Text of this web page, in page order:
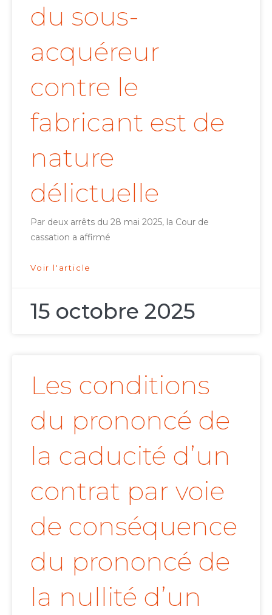
du sous-
acquéreur
contre le
fabricant est de
nature
délictuelle
Par deux arrêts du 28 mai 2025, la Cour de
cassation a affirmé
Voir l'article
15 octobre 2025
Les conditions
du prononcé de
la caducité d’un
contrat par voie
de conséquence
du prononcé de
la nullité d’un